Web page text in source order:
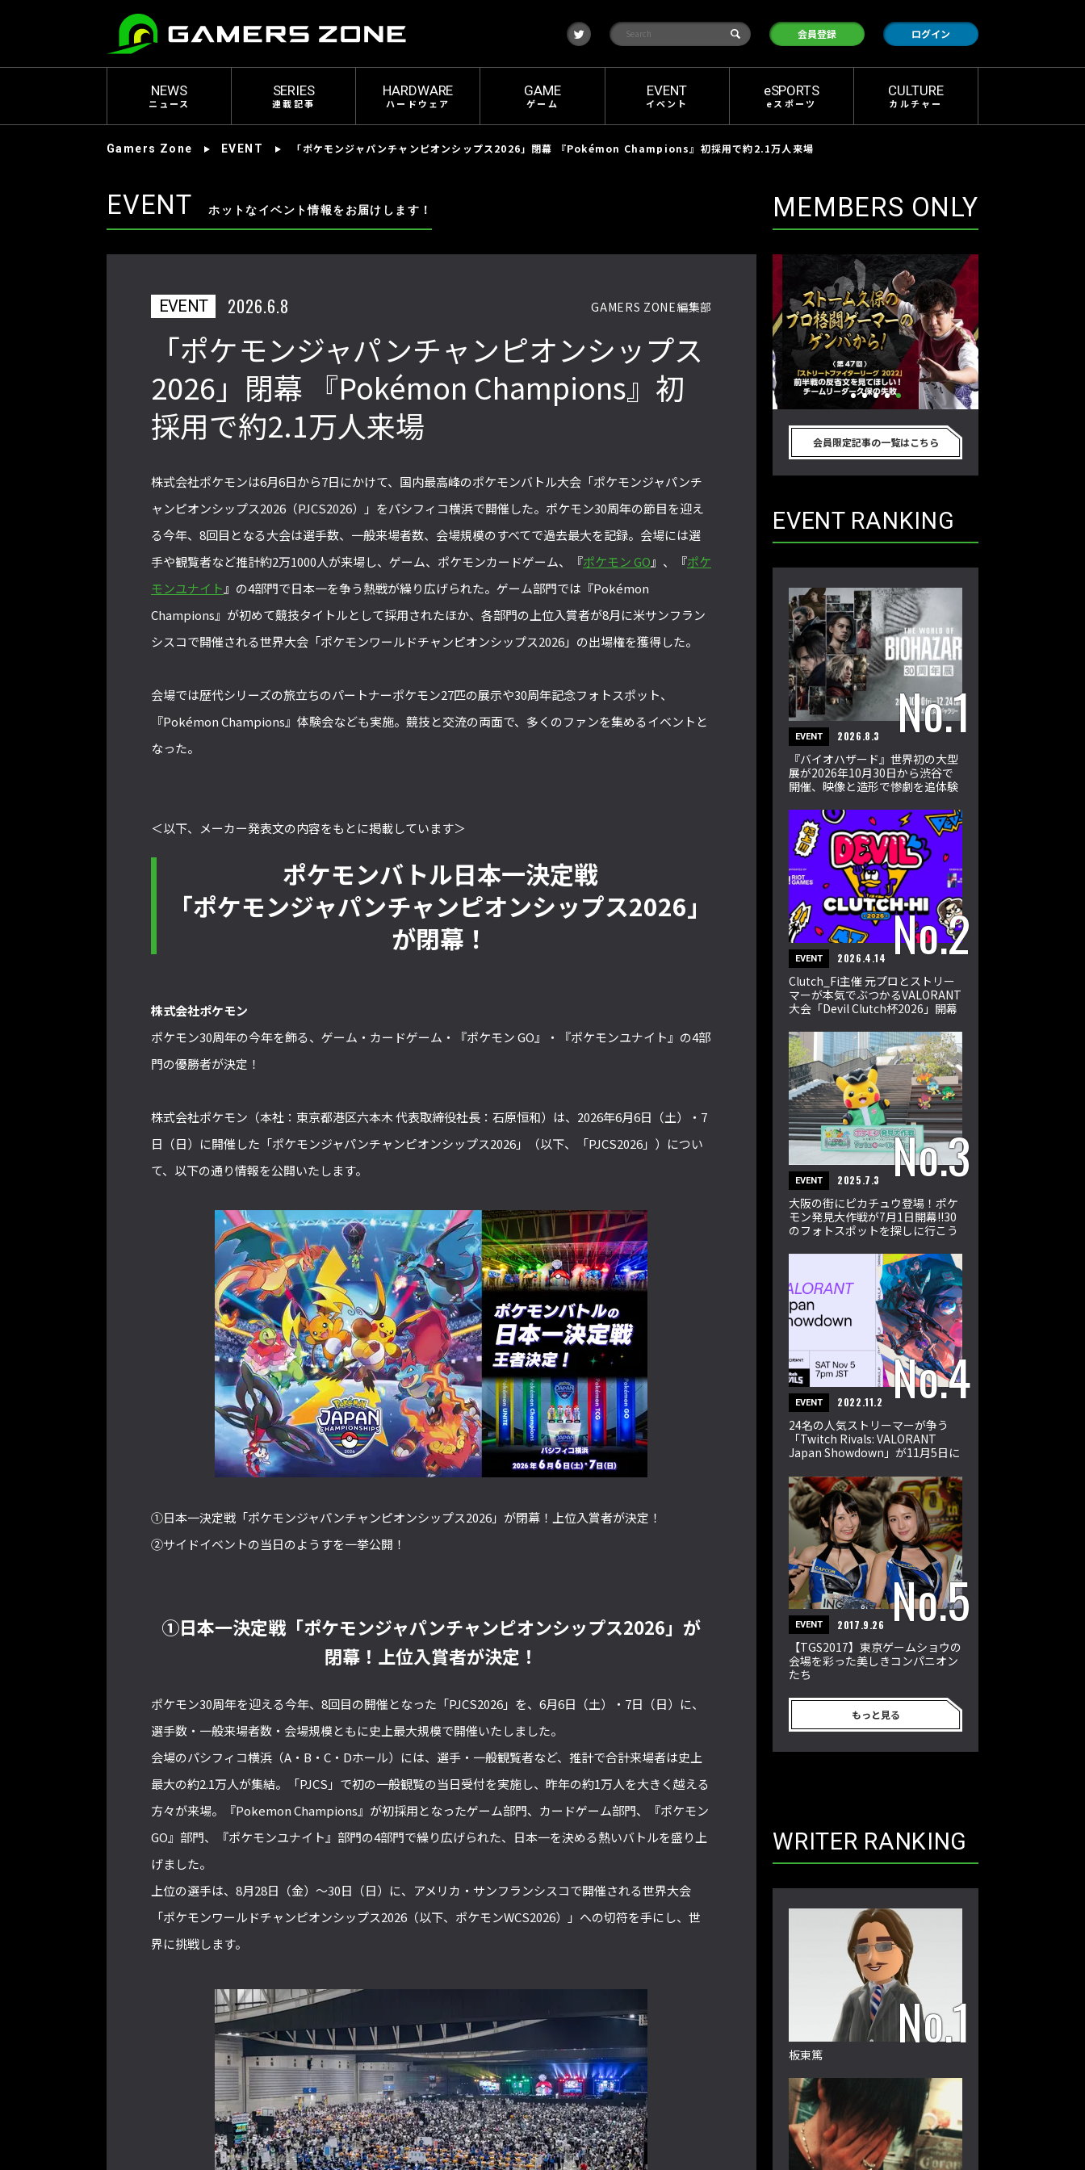
t
w
i
t
検
会員登録 ログイン
NEWS
ニュース
SERIES
連載記事
HARDWARE
ハードウェア
GAME
ゲーム
EVENT
イベント
eSPORTS
eスポーツ
CULTURE
カルチャー
Gamers Zone EVENT 「ポケモンジャパンチャンピオンシップス2026」閉幕 『Pokémon Champions』初採用で約2.1万人来場
EVENT ホットなイベント情報をお届けします！
EVENT 2026.6.8 GAMERS ZONE編集部
「ポケモンジャパンチャンピオンシップス
2026」閉幕 『Pokémon Champions』初
採用で約2.1万人来場
株式会社ポケモンは6月6日から7日にかけて、国内最高峰のポケモンバトル大会「ポケモンジャパンチ
ャンピオンシップス2026（PJCS2026）」をパシフィコ横浜で開催した。ポケモン30周年の節目を迎え
る今年、8回目となる大会は選手数、一般来場者数、会場規模のすべてで過去最大を記録。会場には選
手や観覧者など推計約2万1000人が来場し、ゲーム、ポケモンカードゲーム、『ポケモン GO』、『ポケ
モンユナイト 』の4部門で日本一を争う熱戦が繰り広げられた。ゲーム部門では『Pokémon
Champions』が初めて競技タイトルとして採用されたほか、各部門の上位入賞者が8月に米サンフラン
シスコで開催される世界大会「ポケモンワールドチャンピオンシップス2026」の出場権を獲得した。
会場では歴代シリーズの旅立ちのパートナーポケモン27匹の展示や30周年記念フォトスポット、
『Pokémon Champions』体験会なども実施。競技と交流の両面で、多くのファンを集めるイベントと
なった。
＜以下、メーカー発表文の内容をもとに掲載しています＞
ポケモンバトル日本一決定戦
「ポケモンジャパンチャンピオンシップス2026」
が閉幕！
株式会社ポケモン
ポケモン30周年の今年を飾る、ゲーム・カードゲーム・『ポケモン GO』・『ポケモンユナイト』の4部
門の優勝者が決定！
株式会社ポケモン（本社：東京都港区六本木 代表取締役社長：石原恒和）は、2026年6月6日（土）・7
日（日）に開催した「ポケモンジャパンチャンピオンシップス2026」（以下、「PJCS2026」）につい
て、以下の通り情報を公開いたします。
①日本一決定戦「ポケモンジャパンチャンピオンシップス2026」が閉幕！上位入賞者が決定！
②サイドイベントの当日のようすを一挙公開！
①日本一決定戦「ポケモンジャパンチャンピオンシップス2026」が
閉幕！上位入賞者が決定！
ポケモン30周年を迎える今年、8回目の開催となった「PJCS2026」を、6月6日（土）・7日（日）に、
選手数・一般来場者数・会場規模ともに史上最大規模で開催いたしました。
会場のパシフィコ横浜（A・B・C・Dホール）には、選手・一般観覧者など、推計で合計来場者は史上
最大の約2.1万人が集結。「PJCS」で初の一般観覧の当日受付を実施し、昨年の約1万人を大きく越える
方々が来場。『Pokemon Champions』が初採用となったゲーム部門、カードゲーム部門、『ポケモン
GO』部門、『ポケモンユナイト』部門の4部門で繰り広げられた、日本一を決める熱いバトルを盛り上
げました。
上位の選手は、8月28日（金）～30日（日）に、アメリカ・サンフランシスコで開催される世界大会
「ポケモンワールドチャンピオンシップス2026（以下、ポケモンWCS2026）」への切符を手にし、世
界に挑戦します。
MEMBERS ONLY
PS4版とPC版は別のゲーム格ゲーおじさんに告ぐ！「CAPCOM
CUP IX」で活躍した若手の強さは
す！【ストーム久保のプロ格闘ゲーマ
ーのゲンバから！ 第50回】
「ストリートファイターリーグ 2022
グランドファイナル」覚悟を決めたカ
保のプロ格闘ゲーマーのゲンバから！
第49回】
ロ格闘ゲーマーのゲンバから！ 第48
回】
2022」前半戦の反省文を見てほし
い！ チームリーダー久保の失敗【ス
会員限定記事の一覧はこちら
EVENT RANKING
EVENT 2026.8.3
『バイオハザード』世界初の大型
展が2026年10月30日から渋谷で
開催、映像と造形で惨劇を追体験
EVENT 2026.4.14
Clutch_Fi主催 元プロとストリー
マーが本気でぶつかるVALORANT
大会「Devil Clutch杯2026」開幕
EVENT 2025.7.3
大阪の街にピカチュウ登場！ポケ
モン発見大作戦が7月1日開幕!!30
のフォトスポットを探しに行こう
EVENT 2022.11.2
24名の人気ストリーマーが争う
「Twitch Rivals: VALORANT
Japan Showdown」が11月5日に
EVENT 2017.9.26
【TGS2017】東京ゲームショウの
会場を彩った美しきコンパニオン
たち
もっと見る
WRITER RANKING
板東篤